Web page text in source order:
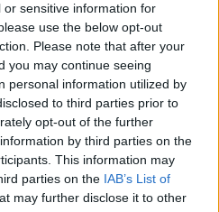
sensitive information for
use the below opt-out
Please note that after your
you may continue seeing
personal information utilized by
to third parties prior to
opt-out of the further
by third parties on the
This information may
parties on the IAB’s List of
may further disclose it to other
Luxemburg)portava un maglione
e il martello. – La vuoi una
? – gli chiese l’Ivana detta Rosa
chiamava così.”[5]
Ivana con giornate scandite dalla
base di tortille che Ivana prepara
sono solo frittate). Sesto si
a trovare Socrate. Poi Sesto va a
di Togliatti (siamo nel 1964); da lì
non potrà mai leggerla perché